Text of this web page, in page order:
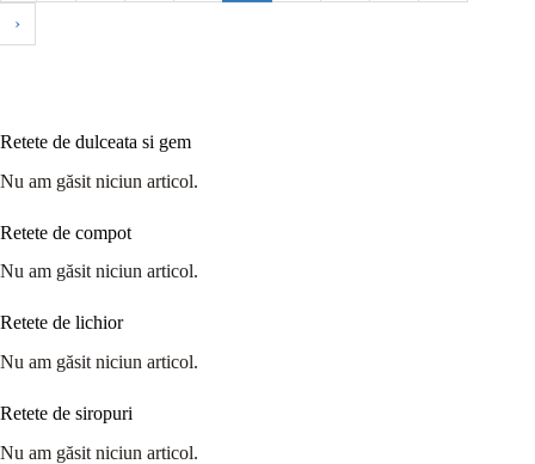
›
Retete de dulceata si gem
Nu am găsit niciun articol.
Retete de compot
Nu am găsit niciun articol.
Retete de lichior
Nu am găsit niciun articol.
Retete de siropuri
Nu am găsit niciun articol.